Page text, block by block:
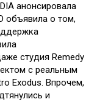
анонсировала
объявила о том,
студия Remedy
с реальным
Exodus. Впрочем,
и